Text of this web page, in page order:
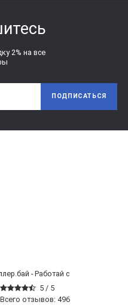
2% на все
ПОДПИСАТЬСЯ
- Работай с
5 / 5
Всего отзывов: 496